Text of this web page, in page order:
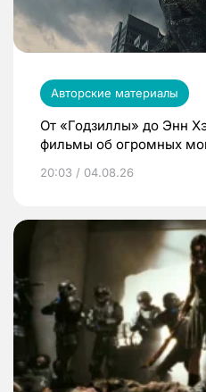
Авторские материалы
От «Годзиллы» до Энн
фильмы об огромных
20:03 / 04.08.26